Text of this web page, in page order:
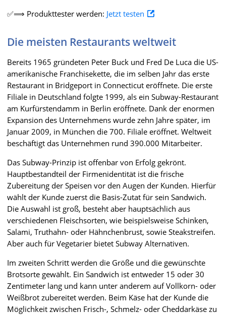
✅⟹ Produkttester werden: Jetzt testen
Die meisten Restaurants weltweit
Bereits 1965 gründeten Peter Buck und Fred De Luca die US-
amerikanische Franchisekette, die im selben Jahr das erste
Restaurant in Bridgeport in Connecticut eröffnete. Die erste
Filiale in Deutschland folgte 1999, als ein Subway-Restaurant
am Kurfürstendamm in Berlin eröffnete. Dank der enormen
Expansion des Unternehmens wurde zehn Jahre später, im
Januar 2009, in München die 700. Filiale eröffnet. Weltweit
beschäftigt das Unternehmen rund 390.000 Mitarbeiter.
Das Subway-Prinzip ist offenbar von Erfolg gekrönt.
Hauptbestandteil der Firmenidentität ist die frische
Zubereitung der Speisen vor den Augen der Kunden. Hierfür
wählt der Kunde zuerst die Basis-Zutat für sein Sandwich.
Die Auswahl ist groß, besteht aber hauptsächlich aus
verschiedenen Fleischsorten, wie beispielsweise Schinken,
Salami, Truthahn- oder Hähnchenbrust, sowie Steakstreifen.
Aber auch für Vegetarier bietet Subway Alternativen.
Im zweiten Schritt werden die Größe und die gewünschte
Brotsorte gewählt. Ein Sandwich ist entweder 15 oder 30
Zentimeter lang und kann unter anderem auf Vollkorn- oder
Weißbrot zubereitet werden. Beim Käse hat der Kunde die
Möglichkeit zwischen Frisch-, Schmelz- oder Cheddarkäse zu